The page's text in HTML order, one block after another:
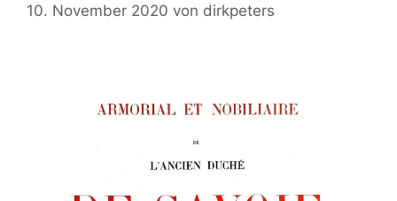
10. November 2020 von dirkpeters